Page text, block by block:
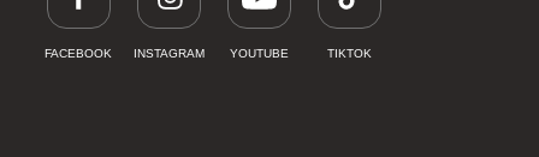
FACEBOOK INSTAGRAM YOUTUBE TIKTOK